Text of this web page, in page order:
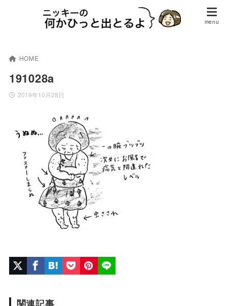
HOME
191028a
2019年10月28日
関連記事